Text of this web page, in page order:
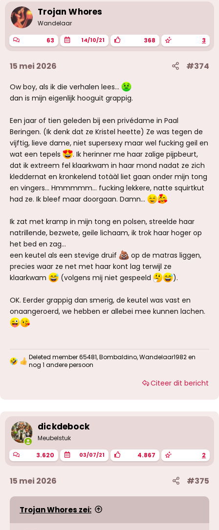
Trojan Whores
Wandelaar
63 14/10/21 368 3
15 mei 2026 #374
Ow boy, als ik die verhalen lees...
dan is mijn eigenlijk hooguit grappig.
Een jaar of tien geleden bij een privédame in Paal
Beringen. (Ik denk dat ze Kristel heette) Ze was tegen de
vijftig, lieve dame, niet supersexy maar wel fucking geil en
wat een tepels
. Ik herinner me haar zalige pijpbeurt,
dat ik extreem fel klaarkwam in haar mond nadat ze zich
kleddernat en kronkelend totààl liet gaan onder mijn tong
en vingers... Hmmmmm... fucking lekkere, natte squirtkut
had ze. Ik bleef maar doorgaan. Damn...
Ik zat met kramp in mijn tong en polsen, streelde haar
natrillende, bezwete, geile lichaam, ik trok haar hoger op
het bed en zag...
een keutel als een stevige druif
op de matras liggen,
precies waar ze net met haar kont lag terwijl ze
klaarkwam
(volgens mij niet gespeeld ).
OK. Eerder grappig dan smerig, de keutel was vast en
onaangeroerd, we hebben er allebei mee kunnen lachen.
W
n
g
n
:
Deleted member 65481,Bombaldino,Wandelaar1982en
nog 1 andere persoon
Citeer dit bericht
dickdebock
Meubelstuk
3.620 03/07/21 4.867 2
15 mei 2026 #375
Trojan Whores zei: